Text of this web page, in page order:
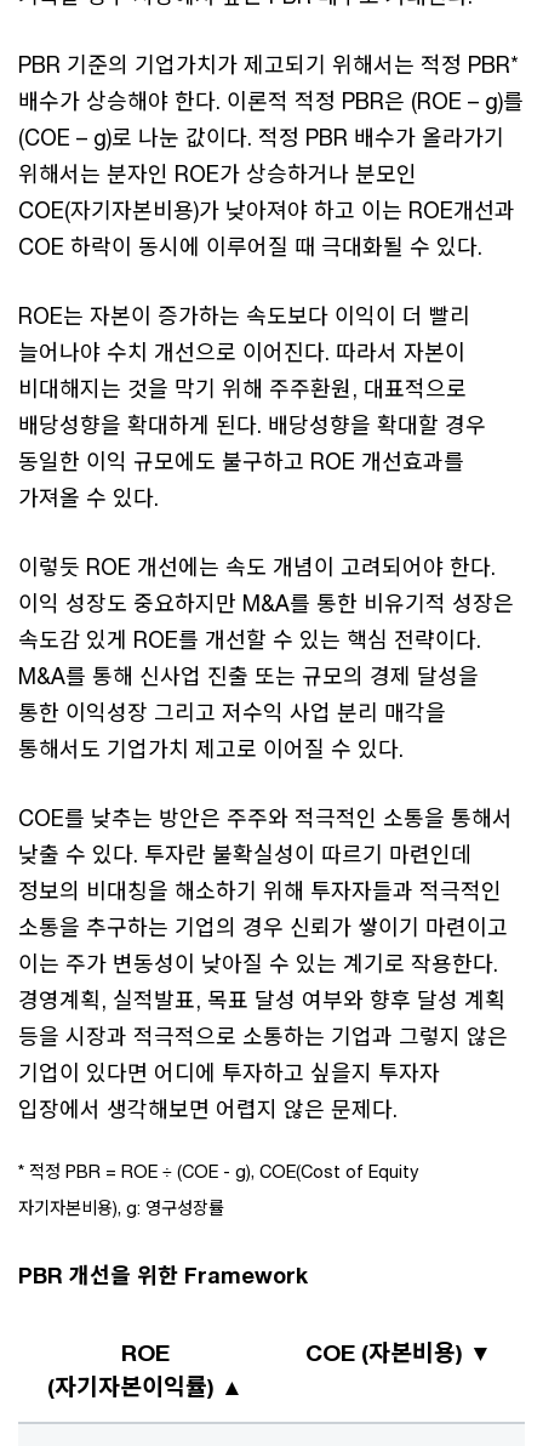
PBR 기준의 기업가치가 제고되기 위해서는 적정 PBR*
배수가 상승해야 한다. 이론적 적정 PBR은 (ROE – g)를
(COE – g)로 나눈 값이다. 적정 PBR 배수가 올라가기
위해서는 분자인 ROE가 상승하거나 분모인
COE(자기자본비용)가 낮아져야 하고 이는 ROE개선과
COE 하락이 동시에 이루어질 때 극대화될 수 있다.
ROE는 자본이 증가하는 속도보다 이익이 더 빨리
늘어나야 수치 개선으로 이어진다. 따라서 자본이
비대해지는 것을 막기 위해 주주환원, 대표적으로
배당성향을 확대하게 된다. 배당성향을 확대할 경우
동일한 이익 규모에도 불구하고 ROE 개선효과를
가져올 수 있다.
이렇듯 ROE 개선에는 속도 개념이 고려되어야 한다.
이익 성장도 중요하지만 M&A를 통한 비유기적 성장은
속도감 있게 ROE를 개선할 수 있는 핵심 전략이다.
M&A를 통해 신사업 진출 또는 규모의 경제 달성을
통한 이익성장 그리고 저수익 사업 분리 매각을
통해서도 기업가치 제고로 이어질 수 있다.
COE를 낮추는 방안은 주주와 적극적인 소통을 통해서
낮출 수 있다. 투자란 불확실성이 따르기 마련인데
정보의 비대칭을 해소하기 위해 투자자들과 적극적인
소통을 추구하는 기업의 경우 신뢰가 쌓이기 마련이고
이는 주가 변동성이 낮아질 수 있는 계기로 작용한다.
경영계획, 실적발표, 목표 달성 여부와 향후 달성 계획
등을 시장과 적극적으로 소통하는 기업과 그렇지 않은
기업이 있다면 어디에 투자하고 싶을지 투자자
입장에서 생각해보면 어렵지 않은 문제다.
* 적정 PBR = ROE ÷ (COE - g), COE(Cost of Equity
자기자본비용), g: 영구성장률
PBR 개선을 위한 Framework
ROE
(자기자본이익률) ▲
COE (자본비용) ▼